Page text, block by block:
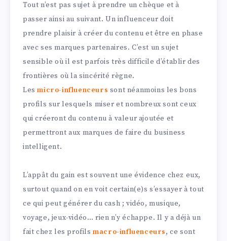
Tout n’est pas sujet à prendre un chèque et à
passer ainsi au suivant. Un influenceur doit
prendre plaisir à créer du contenu et être en phase
avec ses marques partenaires. C’est un sujet
sensible où il est parfois très difficile d’établir des
frontières où la sincérité règne.
Lesmicro-influenceurs sont néanmoins les bons
profils sur lesquels miser et nombreux sont ceux
qui créeront du contenu à valeur ajoutée et
permettront aux marques de faire du business
intelligent.
L’appât du gain est souvent une évidence chez eux,
surtout quand on en voit certain(e)s s’essayer à tout
ce qui peut générer du cash ; vidéo, musique,
voyage, jeux-vidéo… rien n’y échappe. Il y a déjà un
fait chez les profilsmacro-influenceurs, ce sont